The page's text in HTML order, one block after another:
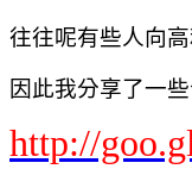
往往呢有些人向
因此我分享了一
http://